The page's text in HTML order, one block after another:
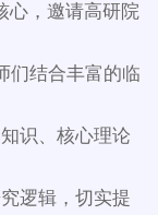
心，邀请高研院
们结合丰富的临
识、核心理论
逻辑，切实提